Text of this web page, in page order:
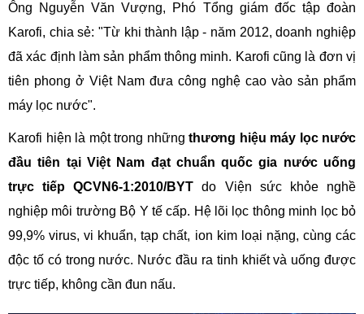
Ông Nguyễn Văn Vượng, Phó Tổng giám đốc tập đoàn
Karofi, chia sẻ: "Từ khi thành lập - năm 2012, doanh nghiệp
đã xác định làm sản phẩm thông minh. Karofi cũng là đơn vị
tiên phong ở Việt Nam đưa công nghệ cao vào sản phẩm
máy lọc nước".
Karofi hiện là một trong những thương hiệu máy lọc nước
đầu tiên tại Việt Nam đạt chuẩn quốc gia nước uống
trực tiếp QCVN6-1:2010/BYT do Viện sức khỏe nghề
nghiệp môi trường Bộ Y tế cấp. Hệ lõi lọc thông minh lọc bỏ
99,9% virus, vi khuẩn, tạp chất, ion kim loại nặng, cùng các
độc tố có trong nước. Nước đầu ra tinh khiết và uống được
trực tiếp, không cần đun nấu.